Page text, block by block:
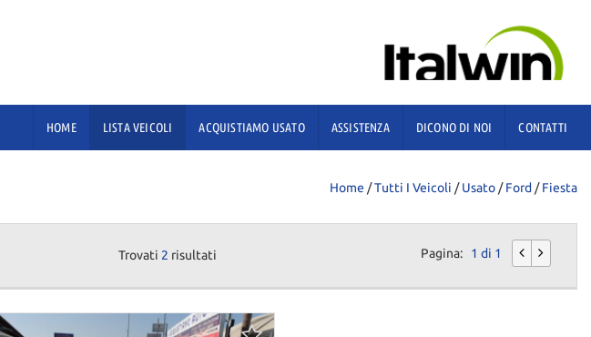
HOME LISTA VEICOLI ACQUISTIAMO USATO ASSISTENZA DICONO DI NOI CONTATTI
Home /Tutti I Veicoli /Usato /Ford /Fiesta
Trovati 2 risultati Pagina: 1 di 1